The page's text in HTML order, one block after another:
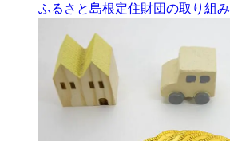
ふるさと島根定住財団の取り組み